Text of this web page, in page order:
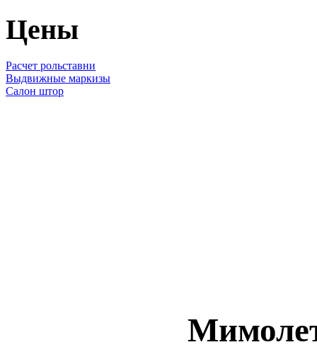
Цены
Расчет рольставни
Выдвижные маркизы
Салон штор